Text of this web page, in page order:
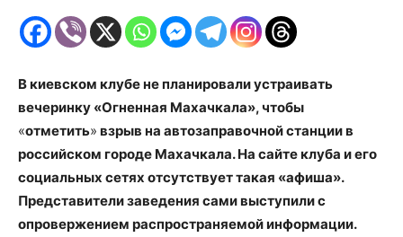
В киевском клубе не планировали устраивать
вечеринку «Огненная Махачкала», чтобы
«отметить» взрыв на автозаправочной станции в
российском городе Махачкала. На сайте клуба и его
социальных сетях отсутствует такая «афиша».
Представители заведения сами выступили с
опровержением распространяемой информации.